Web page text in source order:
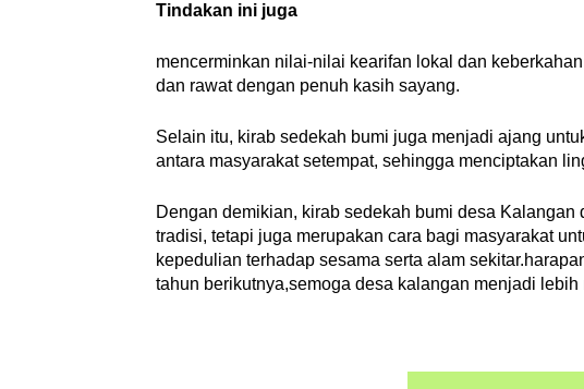
Tindakan ini juga
mencerminkan nilai-nilai kearifan lokal dan
dan rawat dengan penuh kasih sayang.
Selain itu, kirab sedekah bumi juga menjadi ajang
antara masyarakat setempat, sehingga menciptakan
Dengan demikian, kirab sedekah bumi desa
tradisi, tetapi juga merupakan cara bagi masyarakat
kepedulian terhadap sesama serta alam
tahun berikutnya,semoga desa kalangan menjadi